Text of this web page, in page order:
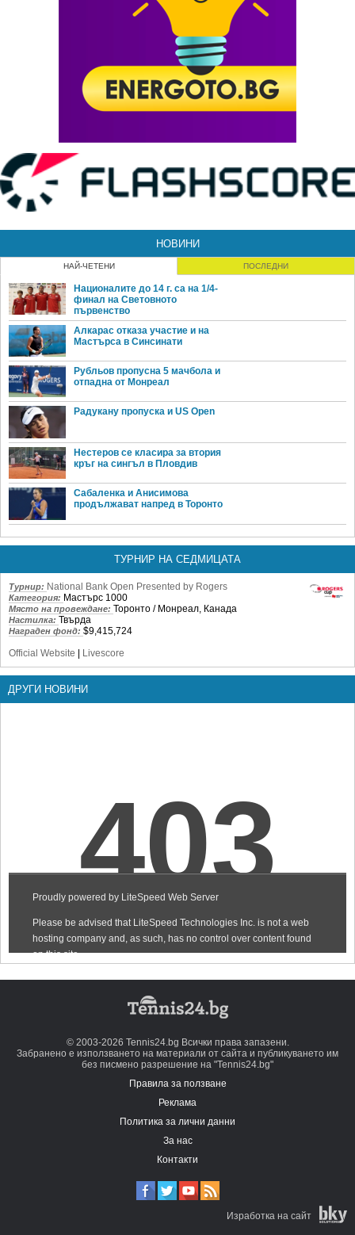
НОВИНИ
НАЙ-ЧЕТЕНИ ПОСЛЕДНИ
Националите до 14 г. са на 1/4-
финал на Световното
първенство
Алкарас отказа участие и на
Мастърса в Синсинати
Рубльов пропусна 5 мачбола и
отпадна от Монреал
Радукану пропуска и US Open
Нестеров се класира за втория
кръг на сингъл в Пловдив
Сабаленка и Анисимова
продължават напред в Торонто
ТУРНИР НА СЕДМИЦАТА
Турнир: National Bank Open Presented by Rogers
Категория: Мастърс 1000
Място на провеждане: Торонто / Монреал, Канада
Настилка: Твърда
Награден фонд: $9,415,724
Official Website | Livescore
ДРУГИ НОВИНИ
© 2003-2026 Tennis24.bg Всички права запазени.
Забранено е използването на материали от сайта и публикуването им
без писмено разрешение на "Tennis24.bg"
Правила за ползване
Реклама
Политика за лични данни
За нас
Контакти
Изработка на сайт